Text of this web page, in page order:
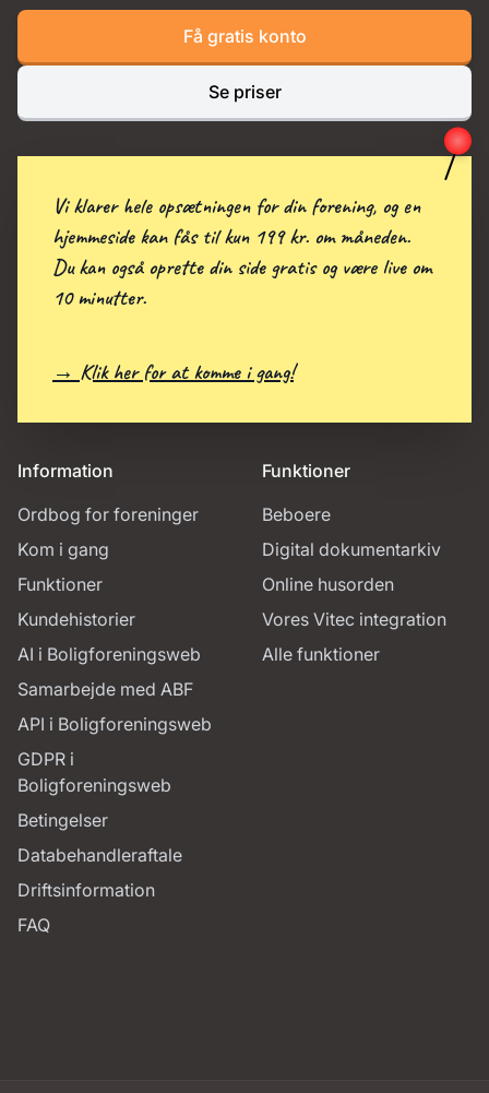
Få gratis konto
Se priser
Information
Ordbog for foreninger
Kom i gang
Funktioner
Kundehistorier
AI i Boligforeningsweb
Samarbejde med ABF
API i Boligforeningsweb
GDPR i
Boligforeningsweb
Betingelser
Databehandleraftale
Driftsinformation
FAQ
Funktioner
Beboere
Digital dokumentarkiv
Online husorden
Vores Vitec integration
Alle funktioner
Vi klarer hele opsætningen for din forening, og en
hjemmeside kan fås til kun 199 kr. om måneden.
Du kan også oprette din side gratis og være live om
10 minutter.
→ Klik her for at komme i gang!